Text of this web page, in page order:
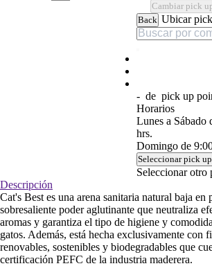
Cambiar pick
Back Ubicar
- de pick up
Horarios
Lunes a Sábado
hrs.
Domingo de
Seleccionar pick
Seleccionar
Descripción
Cat's Best es una arena sanitaria natural baja en
sobresaliente poder aglutinante que neutraliza
aromas y garantiza el tipo de higiene y
gatos. Además, está hecha exclusivamente con
renovables, sostenibles y biodegradables que
certificación PEFC de la industria maderera.